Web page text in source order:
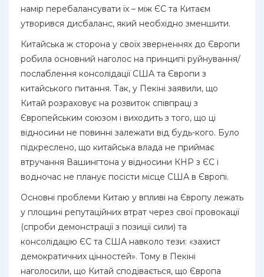
намір перебалансувати їх – між ЄС та Китаєм
утворився дисбаланс, який необхідно зменшити.
Китайська ж сторона у своїх зверненнях до Європи
робила основний наголос на принципі руйнування/
послаблення консолідації США та Європи з
китайського питання. Так, у Пекіні заявили, що
Китай розраховує на розвиток співпраці з
Європейським союзом і виходить з того, що ці
відносини не повинні залежати від будь-кого. Було
підкреслено, що китайська влада не приймає
втручання Вашингтона у відносини КНР з ЄС і
водночас не планує посісти місце США в Європі.
Основні проблеми Китаю у впливі на Європу лежать
у площині репутаційних втрат через свої провокації
(спроби демонстрації з позиції сили) та
консолідацію ЄС та США навколо тези: «захист
демократичних цінностей». Тому в Пекіні
наголосили, що Китай сподівається, що Європа